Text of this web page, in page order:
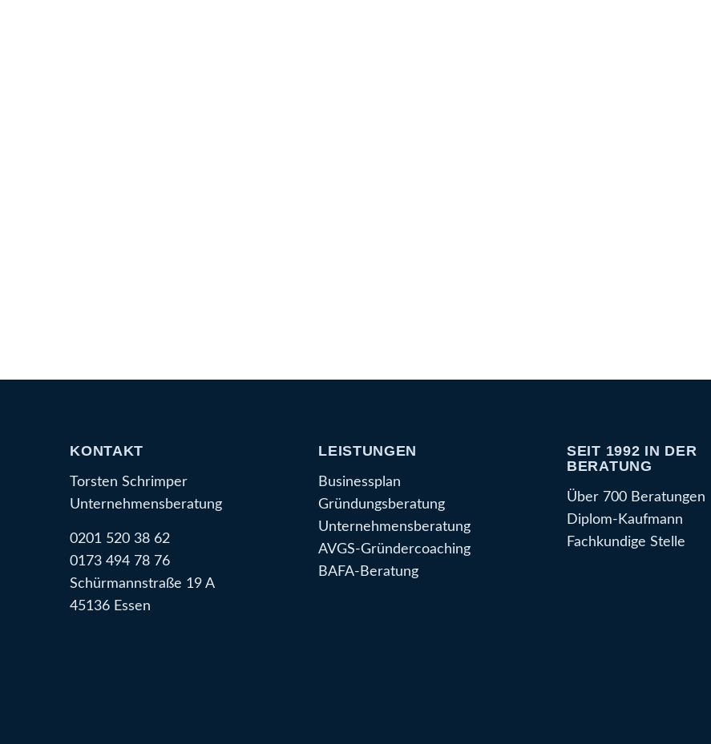
KONTAKT
Torsten Schrimper
Unternehmensberatung
0201 520 38 62
0173 494 78 76
Schürmannstraße 19 A
45136 Essen
LEISTUNGEN
Businessplan
Gründungsberatung
Unternehmensberatung
AVGS-Gründercoaching
BAFA-Beratung
SEIT 1992 IN DER
BERATUNG
Über 700 Beratungen
Diplom-Kaufmann
Fachkundige Stelle